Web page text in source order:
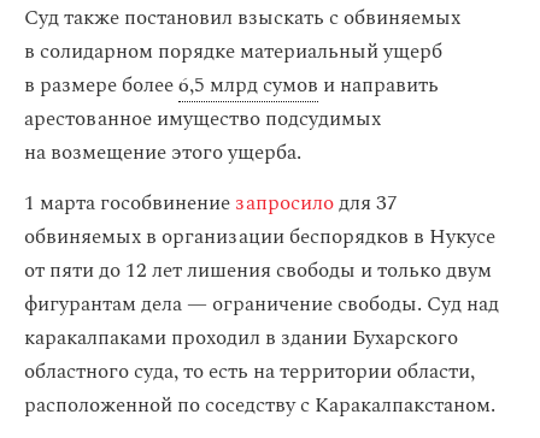
Суд также постановил взыскать с обвиняемых
в солидарном порядке материальный ущерб
в размере более6,5 млрд сумов и направить
арестованное имущество подсудимых
на возмещение этого ущерба.
1 марта гособвинениезапросилодля 37
обвиняемых в организации беспорядков в Нукусе
от пяти до 12 лет лишения свободы и только двум
фигурантам дела — ограничение свободы. Суд над
каракалпаками проходил в здании Бухарского
областного суда, то есть на территории области,
расположенной по соседству с Каракалпакстаном.